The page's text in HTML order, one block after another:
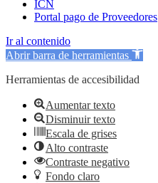
ICN
Portal pago de Proveedores
Ir al contenido
Abrir barra de herramientas
Herramientas de accesibilidad
Aumentar texto
Disminuir texto
Escala de grises
Alto contraste
Contraste negativo
Fondo claro